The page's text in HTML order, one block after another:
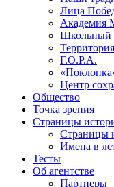
Лица
Академия
Школьный
Г.О.Р.А.
Центр
Общество
Точка зрения
Страницы
Страницы
Имена в
Тесты
Об агентстве
Партнеры